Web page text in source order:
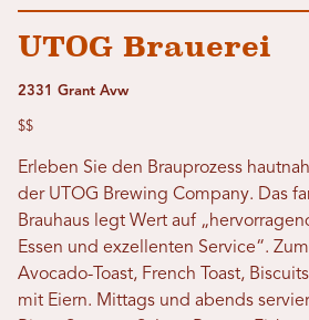
UTOG Brauerei
2331 Grant Avw
$$
Erleben Sie den Brauprozess
der UTOG Brewing Company. Das
Brauhaus legt Wert auf
Essen und exzellenten Service“.
Avocado-Toast, French Toast,
mit Eiern. Mittags und abends